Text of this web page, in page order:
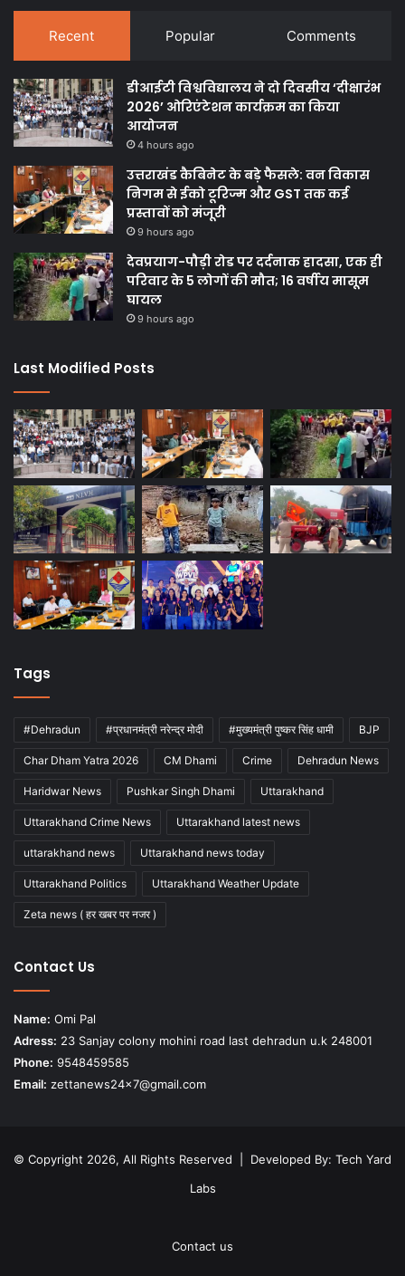
Recent Popular Comments
डीआईटी विश्वविद्यालय ने दो दिवसीय ‘दीक्षारंभ
2026’ ओरिएंटेशन कार्यक्रम का किया
आयोजन
4 hours ago
उत्तराखंड कैबिनेट के बड़े फैसले: वन विकास
निगम से ईको टूरिज्म और GST तक कई
प्रस्तावों को मंजूरी
9 hours ago
देवप्रयाग-पौड़ी रोड पर दर्दनाक हादसा, एक ही
परिवार के 5 लोगों की मौत; 16 वर्षीय मासूम
घायल
9 hours ago
Last Modified Posts
Tags
#Dehradun #प्रधानमंत्री नरेन्द्र मोदी #मुख्यमंत्री पुष्कर सिंह धामी BJP
Char Dham Yatra 2026 CM Dhami Crime Dehradun News
Haridwar News Pushkar Singh Dhami Uttarakhand
Uttarakhand Crime News Uttarakhand latest news
uttarakhand news Uttarakhand news today
Uttarakhand Politics Uttarakhand Weather Update
Zeta news ( हर खबर पर नजर )
Contact Us
Name: Omi Pal
Adress: 23 Sanjay colony mohini road last dehradun u.k 248001
Phone: 9548459585
Email: zettanews24x7@gmail.com
© Copyright 2026, All Rights Reserved | Developed By: Tech Yard
Labs
Contact us